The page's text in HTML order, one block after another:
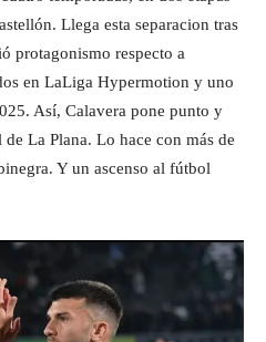
Llega esta separacion tras
protagonismo respecto a
en LaLiga Hypermotion y uno
Así, Calavera pone punto y
La Plana. Lo hace con más de
Y un ascenso al fútbol